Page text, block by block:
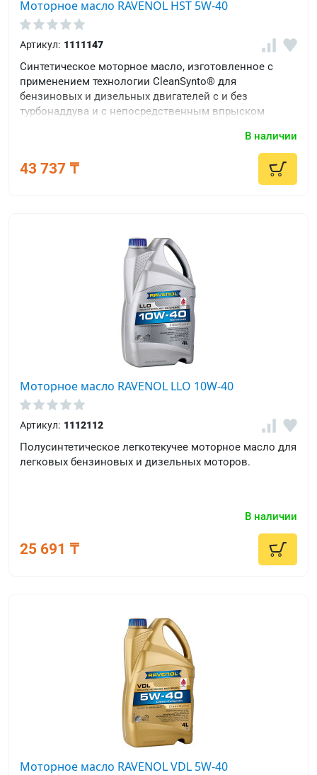
Моторное масло RAVENOL HST 5W-40
Артикул: 1111147
Синтетическое моторное масло, изготовленное с
применением технологии CleanSynto® для
бензиновых и дизельных двигателей с и без
турбонаддува и с непосредственным впрыском
В наличии
43 737 ₸
Моторное масло RAVENOL LLO 10W-40
Артикул: 1112112
Полусинтетическое легкотекучее моторное масло для
легковых бензиновых и дизельных моторов.
В наличии
25 691 ₸
Моторное масло RAVENOL VDL 5W-40